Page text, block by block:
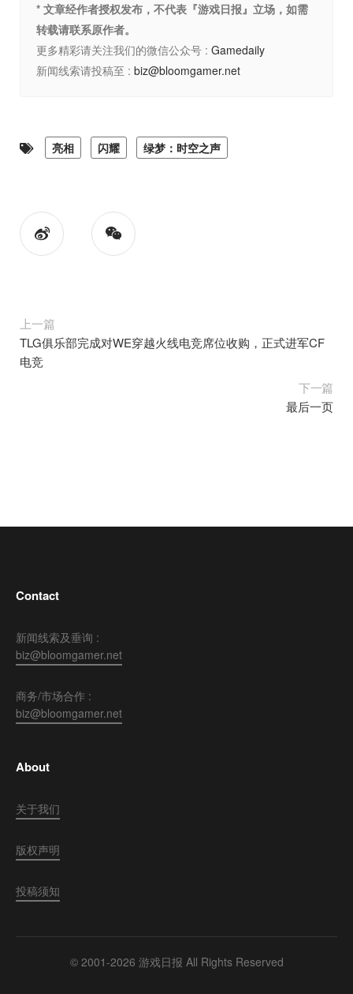
* 文章经作者授权发布，不代表『游戏日报』立场，如需
转载请联系原作者。
更多精彩请关注我们的微信公众号 : Gamedaily
新闻线索请投稿至 : biz@bloomgamer.net
亮相 闪耀 绿梦：时空之声
上一篇
TLG俱乐部完成对WE穿越火线电竞席位收购，正式进军CF
电竞
下一篇
最后一页
Contact
新闻线索及垂询 :
biz@bloomgamer.net
商务/市场合作 :
biz@bloomgamer.net
About
关于我们
版权声明
投稿须知
© 2001-2026 游戏日报 All Rights Reserved